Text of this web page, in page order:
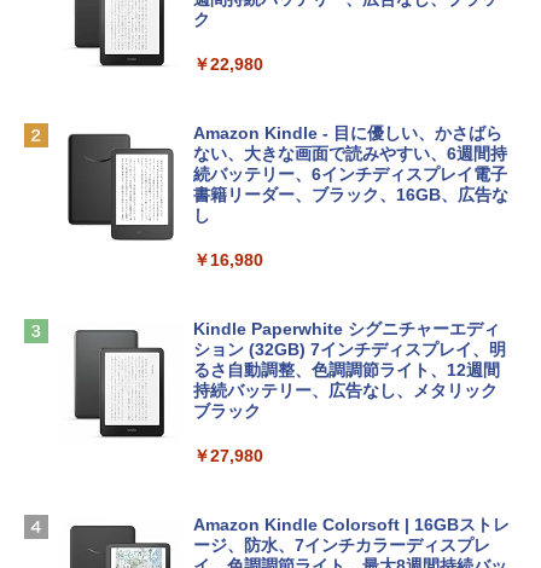
レイ、8GBメモリ、512GB SSD、1080p
ィゴ + 3年延長 AppleCare+ for 13インチ
￥162,598
tomtoc 360°保護 15.6 16インチ パソコ
ンケース Dell NEC Lavie ASUS HP dyna
Apple 2026 MacBook Air M5チップ搭載
13インチノートブック：AIとApple Intell
igence、13.6インチLiquid Retinaディ
スプレイ、16GBユニファイドメモリ、1
ームカメラ、日本語キーボード、Touch I
￥261,414
ラインコード版
￥1,300
Robloxギフトカード - 1000 Robux 【限
定バーチャルアイテムを含む】 【オンラ
インゲームコード】 ロブロックス |オン
ラインコード版
4(最新 永続版)|オンラインコード版|Wind
ows11、10/mac対応|PC2台
￥39,582
Robloxギフトカード - 2,000 Robux 【限
ラインコード版
出す プロンプトの言葉 AI画像生成シリー
ズ (はぴーイラストLabo)
￥480
ClaudeCode いちばんやさしい 教科書:
にもKindle出版にも！ 非エンジニアのた
めのAIコーディング入門シリーズ
￥99
1冊ですべて身につくHTML & CSSとWe
￥1,292
ク
￥22,980
Amazon Kindle - 目に優しい、かさばら
ない、大きな画面で読みやすい、6週間持
続バッテリー、6インチディスプレイ電子
書籍リーダー、ブラック、16GB、広告な
し
￥16,980
Kindle Paperwhite シグニチャーエディ
ション (32GB) 7インチディスプレイ、明
るさ自動調整、色調調節ライト、12週間
持続バッテリー、広告なし、メタリック
ブラック
￥27,980
Amazon Kindle Colorsoft | 16GBストレ
ージ、防水、7インチカラーディスプレ